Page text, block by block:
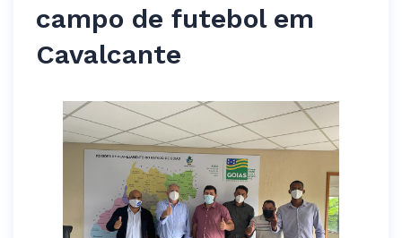
campo de futebol em
Cavalcante